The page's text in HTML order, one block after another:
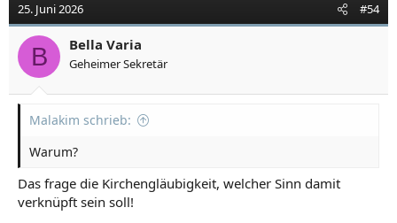
25. Juni 2026 #54
B Bella Varia
Geheimer Sekretär
Malakim schrieb:
Warum?
Das frage die Kirchengläubigkeit, welcher Sinn damit
verknüpft sein soll!